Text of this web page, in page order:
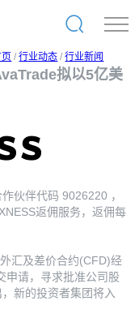
/行业动态 /行业新闻
拟以5亿美
作伙伴代码9026220 ，
返佣服务，返佣每
汇及差价合约(CFD)经
申请，寻求批准公司股
新的投资者集团将入